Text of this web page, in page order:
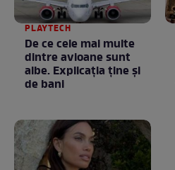
PLAYTECH
De ce cele mai multe
dintre avioane sunt
albe. Explicația ține și
de bani